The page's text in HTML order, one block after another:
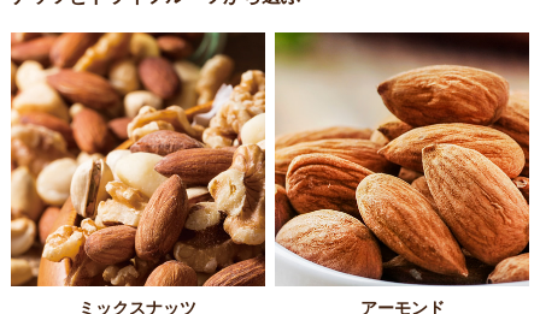
ミックスナッツ アーモンド